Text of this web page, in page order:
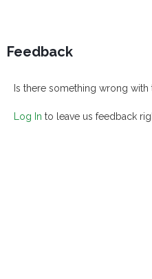
Feedback
Is there something wrong
Log In to leave us feedback